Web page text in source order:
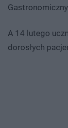
A 14 lutego
dorosłych